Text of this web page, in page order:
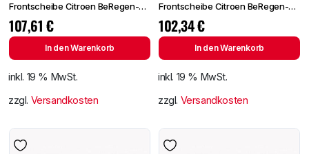
Frontscheibe Citroen BeRegen-
Lichtingo 96- +Spiegelhalter
107,61€
In den Warenkorb
inkl. 19 % MwSt.
zzgl. Versandkosten
Frontscheibe Citroen BeRegen-
Lichtingo 96- +Spiegelhalter
102,34€
In den Warenkorb
inkl. 19 % MwSt.
zzgl. Versandkosten